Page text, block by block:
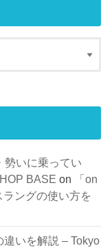
勢いに乗ってい
BASE on
「on
ングの使い方を
違いを解説 – Tokyo